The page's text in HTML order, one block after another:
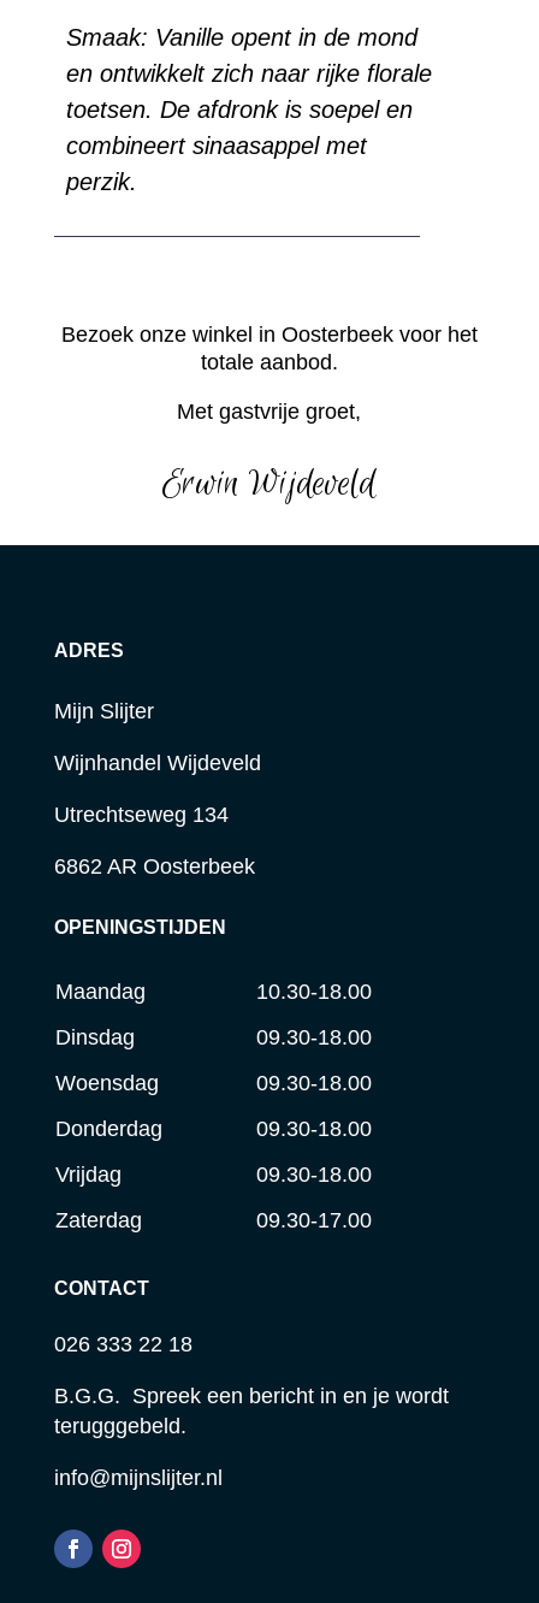
Smaak: Vanille opent in de mond
en ontwikkelt zich naar rijke florale
toetsen. De afdronk is soepel en
combineert sinaasappel met
perzik.
Bezoek onze winkel in Oosterbeek voor het
totale aanbod.
Met gastvrije groet,
Erwin Wijdeveld
ADRES
Mijn Slijter
Wijnhandel Wijdeveld
Utrechtseweg 134
6862 AR Oosterbeek
OPENINGSTIJDEN
Maandag
10.30-18.00
Dinsdag
09.30-18.00
Woensdag
09.30-18.00
Donderdag
09.30-18.00
Vrijdag
09.30-18.00
Zaterdag
09.30-17.00
CONTACT
026 333 22 18
B.G.G. Spreek een bericht in en je wordt
terugggebeld.
info@mijnslijter.nl